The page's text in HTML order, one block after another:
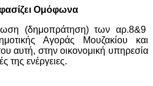
Ομόφωνα
(δημοπράτηση) των αρ.8&9
Αγοράς Μουζακίου και
αυτή, στην οικονομική υπηρεσία
της ενέργειες.